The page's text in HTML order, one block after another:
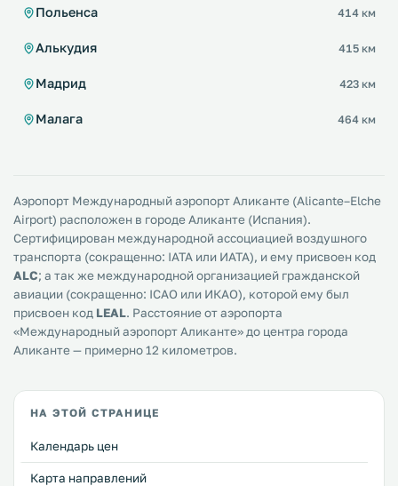
Польенса 414 км
Алькудия 415 км
Мадрид 423 км
Малага 464 км
Аэропорт Международный аэропорт Аликанте (Alicante–Elche
Airport) расположен в городе Аликанте (Испания).
Сертифицирован международной ассоциацией воздушного
транспорта (сокращенно: IATA или ИАТА), и ему присвоен код
ALC; а так же международной организацией гражданской
авиации (сокращенно: ICAO или ИКАО), которой ему был
присвоен код LEAL. Расстояние от аэропорта
«Международный аэропорт Аликанте» до центра города
Аликанте — примерно 12 километров.
НА ЭТОЙ СТРАНИЦЕ
Календарь цен
Карта направлений